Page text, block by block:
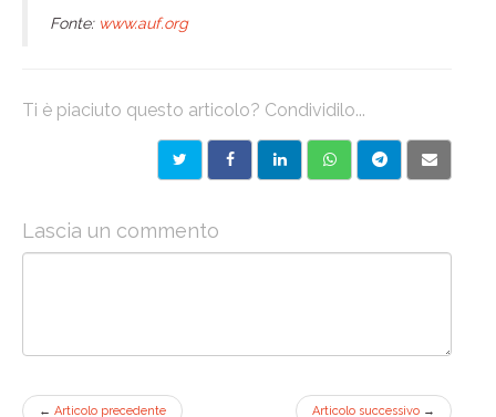
Fonte: www.auf.org
Ti è piaciuto questo articolo? Condividilo...
Lascia un commento
← Articolo precedente Articolo successivo →